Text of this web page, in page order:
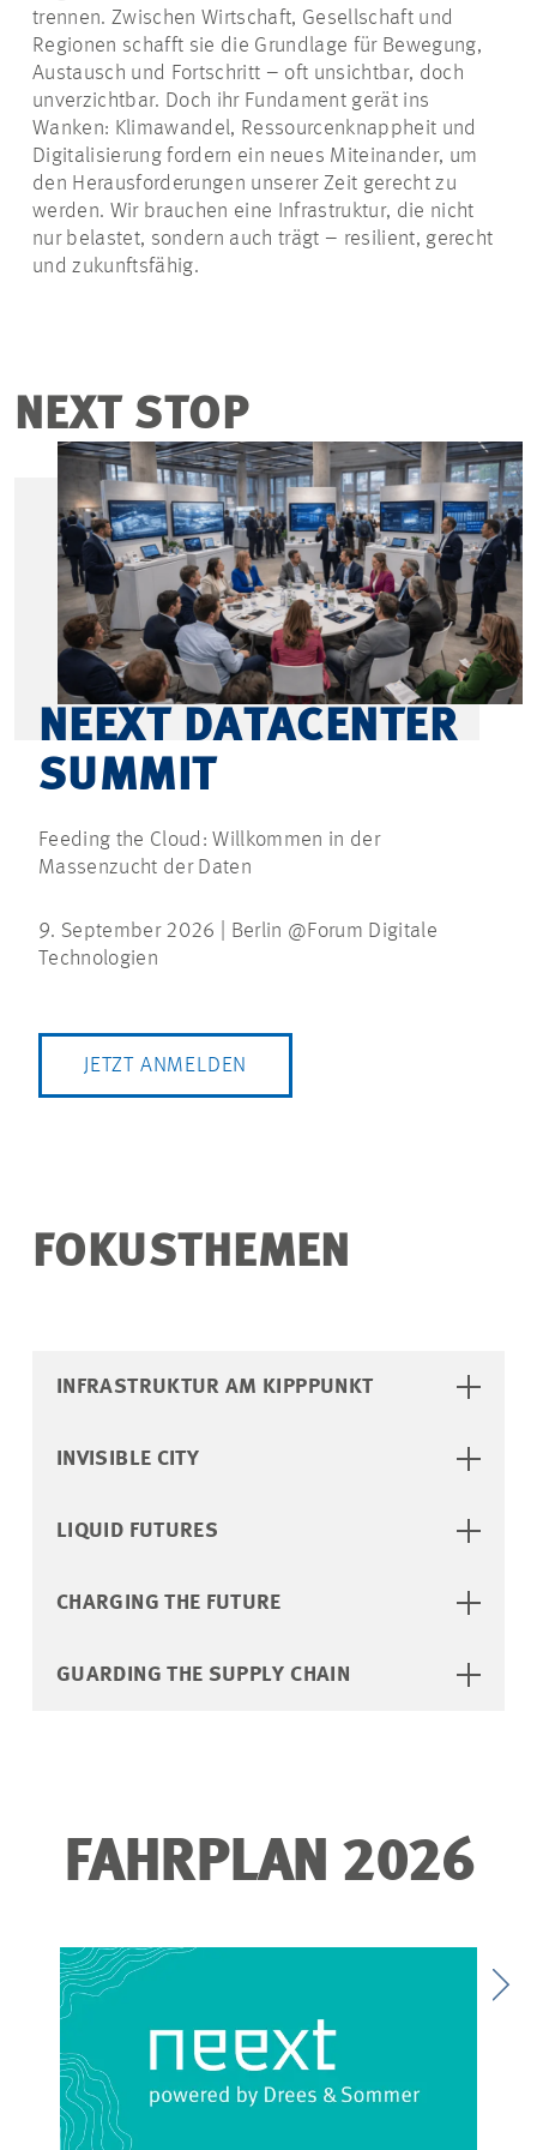
trennen. Zwischen Wirtschaft, Gesellschaft und
Regionen schafft sie die Grundlage für Bewegung,
Austausch und Fortschritt – oft unsichtbar, doch
unverzichtbar. Doch ihr Fundament gerät ins
Wanken: Klimawandel, Ressourcenknappheit und
Digitalisierung fordern ein neues Miteinander, um
den Herausforderungen unserer Zeit gerecht zu
werden. Wir brauchen eine Infrastruktur, die nicht
nur belastet, sondern auch trägt – resilient, gerecht
und zukunftsfähig.
NEXT STOP
NEEXT DATACENTER
SUMMIT
Feeding the Cloud: Willkommen in der
Massenzucht der Daten
9. September 2026 | Berlin @Forum Digitale
Technologien
JETZT ANMELDEN
FOKUSTHEMEN
INFRASTRUKTUR AM KIPPPUNKT
INVISIBLE CITY
LIQUID FUTURES
CHARGING THE FUTURE
GUARDING THE SUPPLY CHAIN
FAHRPLAN 2026